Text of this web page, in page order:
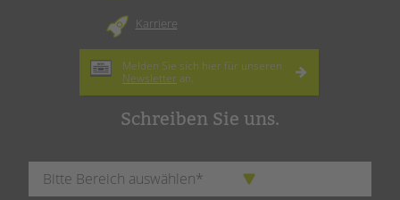
Karriere
Melden Sie sich hier für unseren
Newsletter an.
Schreiben Sie uns.